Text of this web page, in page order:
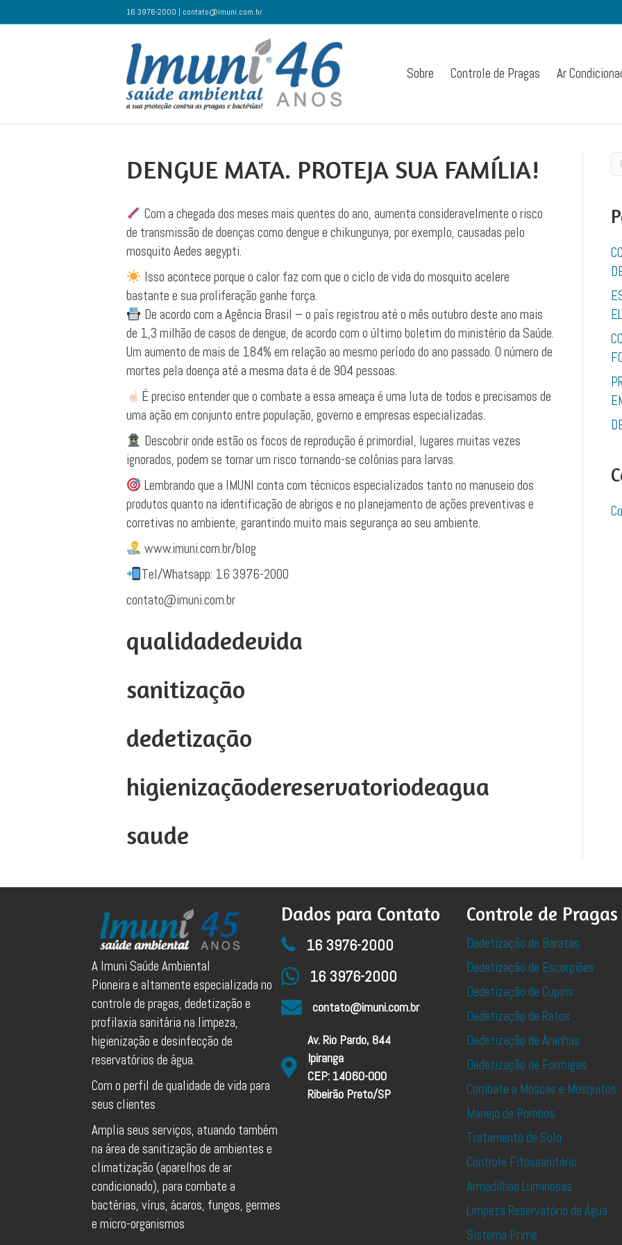
16 3976-2000 | contato@imuni.com.br
Sobre Controle de Pragas Ar
DENGUE MATA. PROTEJA SUA FAMÍLIA!
Com a chegada dos meses mais quentes do ano, aumenta consideravelmente o risco
de transmissão de doenças como dengue e chikungunya, por exemplo, causadas pelo
mosquito Aedes aegypti.
Isso acontece porque o calor faz com que o ciclo de vida do mosquito acelere
bastante e sua proliferação ganhe força.
De acordo com a Agência Brasil – o país registrou até o mês outubro deste ano mais
de 1,3 milhão de casos de dengue, de acordo com o último boletim do ministério da Saúde.
Um aumento de mais de 184% em relação ao mesmo período do ano passado. O número de
mortes pela doença até a mesma data é de 904 pessoas.
É preciso entender que o combate a essa ameaça é uma luta de todos e precisamos de
uma ação em conjunto entre população, governo e empresas especializadas.
Descobrir onde estão os focos de reprodução é primordial, lugares muitas vezes
ignorados, podem se tornar um risco tornando-se colônias para larvas.
Lembrando que a IMUNI conta com técnicos especializados tanto no manuseio dos
produtos quanto na identificação de abrigos e no planejamento de ações preventivas e
corretivas no ambiente, garantindo muito mais segurança ao seu ambiente.
www.imuni.com.br/blog
Tel/Whatsapp: 16 3976-2000
contato@imuni.com.br
qualidadedevida
sanitização
dedetização
higienizaçãodereservatoriodeagua
saude
A Imuni Saúde Ambiental
Pioneira e altamente especializada no
controle de pragas, dedetização e
profilaxia sanitária na limpeza,
higienização e desinfecção de
reservatórios de água.
Com o perfil de qualidade de vida para
seus clientes
Amplia seus serviços, atuando também
na área de sanitização de ambientes e
climatização (aparelhos de ar
condicionado), para combate a
bactérias, vírus, ácaros, fungos, germes
e micro-organismos
Dados para Contato
16 3976-2000
16 3976-2000
contato@imuni.com.br
Av. Rio Pardo, 844
Ipiranga
CEP: 14060-000
Ribeirão Preto/SP
Controle de Pragas
Dedetização de Baratas
Dedetização de Escorpiões
Dedetização de Cupins
Dedetização de Ratos
Dedetização de Aranhas
Dedetização de Formigas
Combate a Moscas e Mosquitos
Manejo de Pombos
Tratamento de Solo
Controle Fitossanitário
Armadilhas Luminosas
Limpeza Reservatório de Água
Sistema Prime